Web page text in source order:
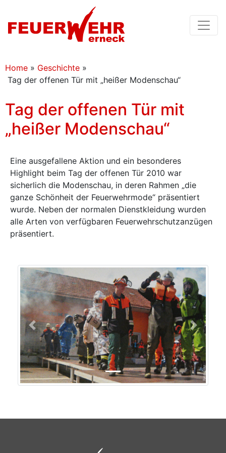
Home » Geschichte »
Tag der offenen Tür mit „heißer Modenschau“
Tag der offenen Tür mit
„heißer Modenschau“
Eine ausgefallene Aktion und ein besonderes
Highlight beim Tag der offenen Tür 2010 war
sicherlich die Modenschau, in deren Rahmen „die
ganze Schönheit der Feuerwehrmode“ präsentiert
wurde. Neben der normalen Dienstkleidung wurden
alle Arten von verfügbaren Feuerwehrschutzanzügen
präsentiert.
Previous Next